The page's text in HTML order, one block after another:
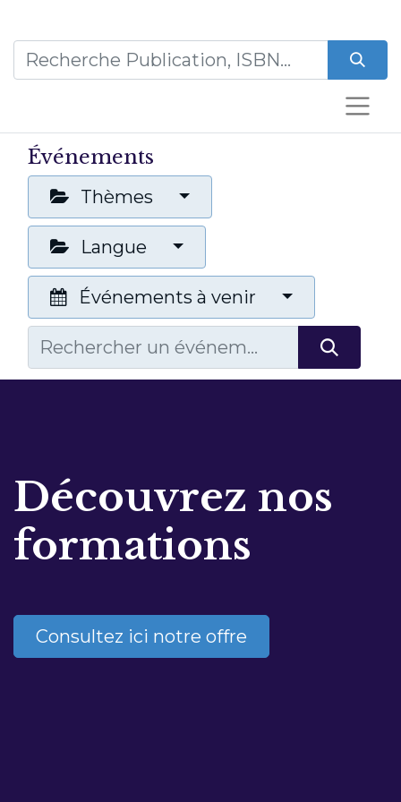
Événements
Thèmes
Langue
Événements à venir
Découvrez nos
formations
Consultez ici notre offre